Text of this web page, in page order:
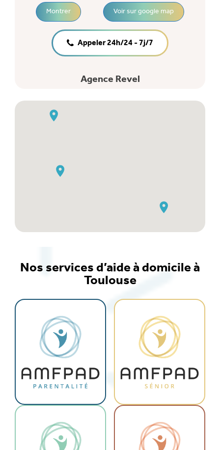
Montrer Voir sur google map
Appeler 24h/24 - 7j/7
Agence Revel
Montrer
Voir sur google map
Nos services d’aide à domicile à
Toulouse